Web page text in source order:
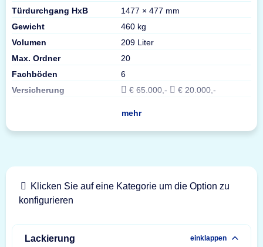
Türdurchgang HxB
1477 × 477 mm
Gewicht
460 kg
Volumen
209 Liter
Max. Ordner
20
Fachböden
6
Versicherung
€ 65.000,- € 20.000,-
mehr
Klicken Sie auf eine Kategorie um die Option zu
konfigurieren
Lackierung einklappen